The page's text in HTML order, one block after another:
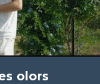
olors